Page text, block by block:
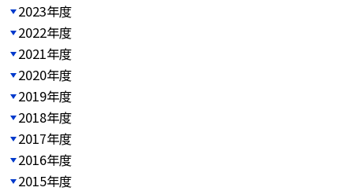
2023年度
2022年度
2021年度
2020年度
2019年度
2018年度
2017年度
2016年度
2015年度